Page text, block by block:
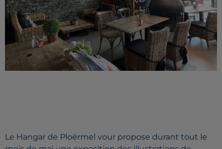
Le Hangar de Ploërmel vour propose durant tout le